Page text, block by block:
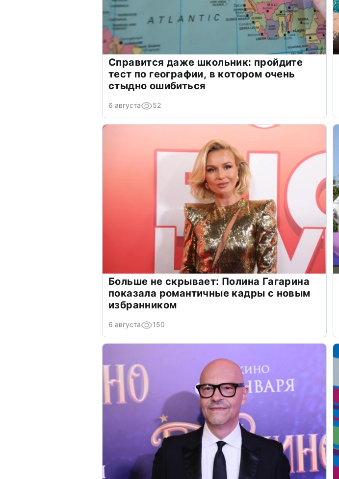
Справится даже школьник: пройдите
тест по географии, в котором очень
стыдно ошибиться
6 августа 52
Больше не скрывает: Полина Гагарина
показала романтичные кадры с новым
избранником
6 августа 150